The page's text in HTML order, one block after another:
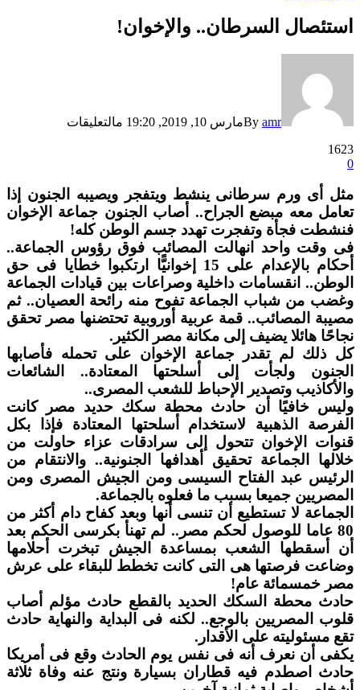
استئصال السرطان.. والإخوان!
By amr مارس 10, 2019, 19:20 م التعليقات
1623
0
مثل أى ورم سرطانى ينشط ويتفجر ويصيبه الجنون إذا
تعامل معه مبضع الجراح.. أصاب الجنون جماعة الإخوان
فنشطت فجأة وتفجرت تهدد جسم الوطن كله!
فى وقت واحد انهالت المصائب فوق رؤوس الجماعة..
أحكام بالإعدام على 15 إخوانيًّا ارتكبوا خطايا فى حق
الوطن.. انقسامات داخلية وصراعات بين قيادات الجماعة
وغضب من شباب الجماعة تفوح منه رائحة العصيان.. ثم
مصيبة المصائب.. قمة عربية أوروبية تحتضنها مصر تحقق
نجاحًا هائلا يضيف إلى مكانة مصر الكثير.
كل ذلك لم تقدر جماعة الإخوان على تحمله فأصابها
الجنون ولجأت إلى أسلحتها المعتادة.. الشائعات
والأكاذيب وتصدير الإحباط للشعب المصرى..
وليس خافيًا أن حادث محطة سكك حديد مصر كانت
الفرصة الذهبية لاستخدام أسلحتها المعتادة فإذا بكل
قنوات الإخوان تتحول إلى سرادقات عزاء حاولت من
خلالها الجماعة تحقيق أهدافها الجنونية.. والانتقام من
الرئيس عبد الفتاح السيسى ومن الجيش المصرى ومن
المصريين جميعا بسبب ما فعلوه بالجماعة.
الجماعة لا تستطيع أن تنسى أنها وبعد كفاح دام أكثر من
80 عاما للوصول لحكم مصر.. لم تهنأ بكرسى الحكم بعد
أن أسقطها الشعب بمساعدة الجيش تبخرت أحلامها
وضاعت فرصتها هى التى كانت تخطط للبقاء على عرش
مصر خمسمائة عام!
حادث محطة السكك الحديد بالقطع حادث مؤلم أصاب
قلوب المصريين بالوجع.. لكنه فى البداية والنهاية حادث
تقع مسئوليته على الأقدار.
يكفى أن نعرف أنه فى نفس يوم الحادث وقع فى أمريكا
حادث اصطدم فيه قطاران بسيارة ونتج عنه وفاة ثلاثة